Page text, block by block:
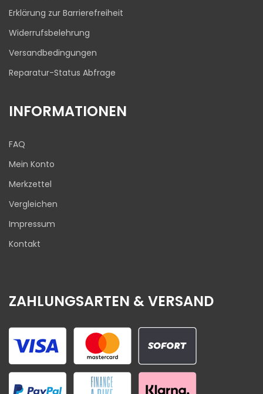
Erklärung zur Barrierefreiheit
Widerrufsbelehrung
Versandbedingungen
Reparatur-Status Abfrage
INFORMATIONEN
FAQ
Mein Konto
Merkzettel
Vergleichen
Impressum
Kontakt
ZAHLUNGSARTEN & VERSAND